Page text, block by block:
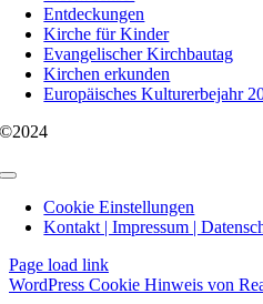
Entdeckungen
Kirche für Kinder
Evangelischer Kirchbautag
Kirchen erkunden
Europäisches Kulturerbejahr
©2024
Toggle
NavigationCookie Einstellungen
Kontakt | Impressum |
Page load link
WordPress Cookie Hinweis von